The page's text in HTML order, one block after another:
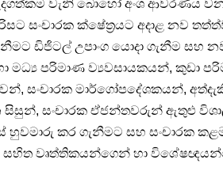
වැනි බොහෝ අංශ ආවරණය
සංචාරක ක්ෂේත්‍රයට අදාළ නව
ඩිජිටල් උපාංග යොදා ගැනීම සහ
මධ්‍ය පරිමාණ ව්‍යවසායකයන්, කුඩා
සංචාරක මාර්ගෝපදේශකයන්,
සංචාරක ඒජන්තවරුන් ඇතුළු
හුවමාරු කර ගැනීමට සහ සංචාරක
සහිත වෘත්තිකයන්ගෙන් හා